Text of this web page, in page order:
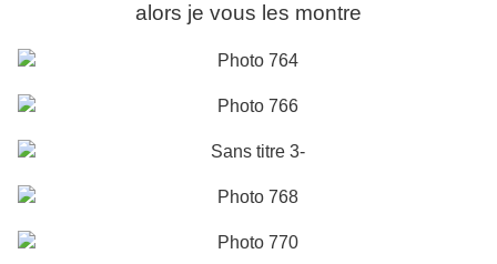
alors je vous les montre